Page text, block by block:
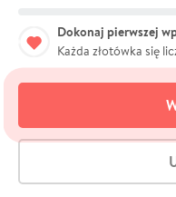
Dokonaj pierwszej
Każda złotówka się